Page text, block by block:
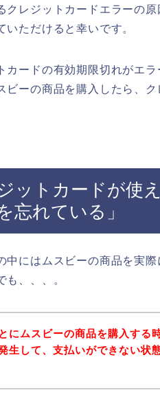
クレジットカードエラーの
ただけると幸いです。
カードの有効期限切れがエ
ビーの商品を購入したら、
ットカードが使
忘れている」
中にはムスビーの商品を実
も、、、。
にムスビーの商品を購入する
生して、支払いができない状